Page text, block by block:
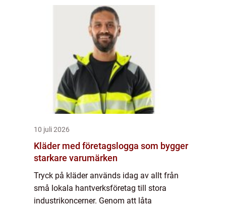
en stark konferensort tack vare ...
10 juli 2026
Kläder med företagslogga som bygger
starkare varumärken
Tryck på kläder används idag av allt från
små lokala hantverksföretag till stora
industrikoncerner. Genom att låta